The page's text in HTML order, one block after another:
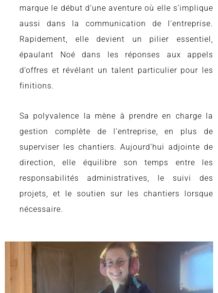
marque le début d’une aventure où elle s’implique
aussi dans la communication de l’entreprise.
Rapidement, elle devient un pilier essentiel,
épaulant Noé dans les réponses aux appels
d’offres et révélant un talent particulier pour les
finitions.
Sa polyvalence la mène à prendre en charge la
gestion complète de l’entreprise, en plus de
superviser les chantiers. Aujourd’hui adjointe de
direction, elle équilibre son temps entre les
responsabilités administratives, le suivi des
projets, et le soutien sur les chantiers lorsque
nécessaire.